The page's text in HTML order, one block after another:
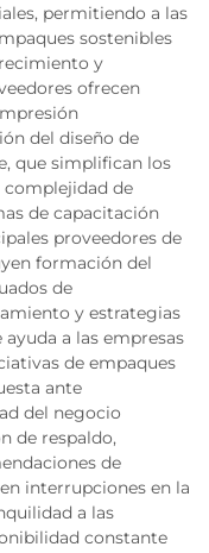
permitiendo a las
sostenibles
y
ofrecen
del diseño de
que simplifican los
complejidad de
de capacitación
proveedores de
formación del
de
y estrategias
a las empresas
de empaques
ante
del negocio
de respaldo,
de
interrupciones en la
a las
constante